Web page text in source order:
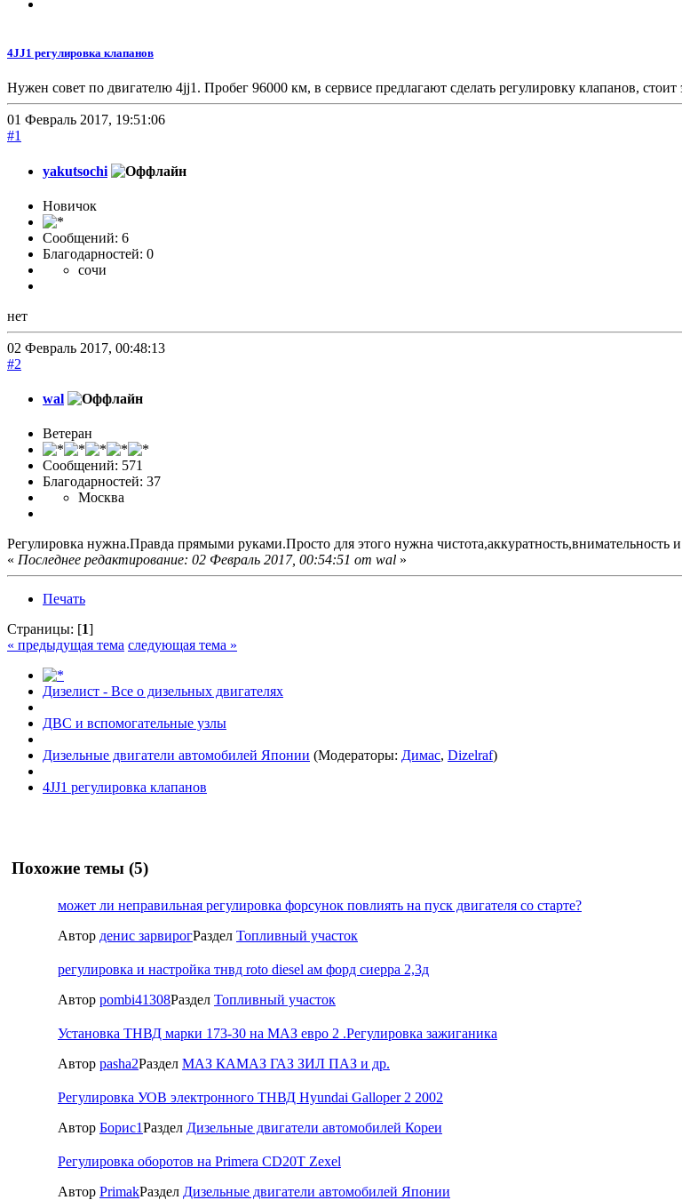
4JJ1 регулировка клапанов
Нужен совет по двигателю 4jj1. Пробег 96000 км, в сервисе предлагают сделать регулировку клапанов, стоит
01 Февраль 2017, 19:51:06
#1
yakutsochi
Новичок
Сообщений: 6
Благодарностей: 0
сочи
нет
02 Февраль 2017, 00:48:13
#2
wal
Ветеран
Сообщений: 571
Благодарностей: 37
Москва
Регулировка нужна.Правда прямыми руками.Просто для этого нужна чистота,аккуратность,внимательность
« Последнее редактирование: 02 Февраль 2017, 00:54:51 от wal »
Печать
Страницы: [1]
« предыдущая тема следующая тема »
Дизелист - Все о дизельных двигателях
ДВС и вспомогательные узлы
Дизельные двигатели автомобилей Японии (Модераторы: Димас, Dizelraf)
4JJ1 регулировка клапанов
Похожие темы (5)
может ли неправильная регулировка форсунок повлиять на пуск двигателя со старте?
Автор денис зарвирогРаздел Топливный участок
регулировка и настройка тнвд roto diesel ам форд сиерра 2,3д
Автор pombi41308Раздел Топливный участок
Установка ТНВД марки 173-30 на МАЗ евро 2 .Регулировка зажиганика
Автор pasha2Раздел МАЗ КАМАЗ ГАЗ ЗИЛ ПАЗ и др.
Регулировка УОВ электронного ТНВД Hyundai Galloper 2 2002
Автор Борис1Раздел Дизельные двигатели автомобилей Кореи
Регулировка оборотов на Primera CD20T Zexel
Автор PrimakРаздел Дизельные двигатели автомобилей Японии